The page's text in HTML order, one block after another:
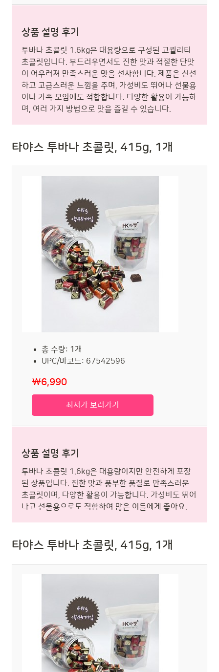
상품 설명 후기
투바나 초콜릿 1.6kg은 대용량으로 구성된 고퀄리티
초콜릿입니다. 부드러우면서도 진한 맛과 적절한 단맛
이 어우러져 만족스러운 맛을 선사합니다. 제품은 신선
하고 고급스러운 느낌을 주며, 가성비도 뛰어나 선물용
이나 가족 모임에도 적합합니다. 다양한 활용이 가능하
며, 여러 가지 방법으로 맛을 즐길 수 있습니다.
타야스 투바나 초콜릿, 415g, 1개
총 수량: 1개
UPC/바코드: 67542596
₩6,990
최저가 보러가기
상품 설명 후기
투바나 초콜릿 1.6kg은 대용량이지만 안전하게 포장
된 상품입니다. 진한 맛과 풍부한 품질로 만족스러운
초콜릿이며, 다양한 활용이 가능합니다. 가성비도 뛰어
나고 선물용으로도 적합하여 많은 이들에게 좋아요.
타야스 투바나 초콜릿, 415g, 1개